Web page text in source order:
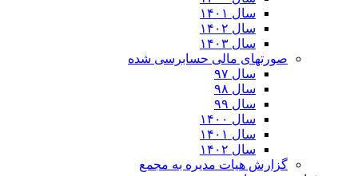
سال ۱۴۰۱
سال ۱۴۰۲
سال ۱۴۰۳
صورتهای مالی حسابرسی شده
سال ۹۷
سال ۹۸
سال ۹۹
سال ۱۴۰۰
سال ۱۴۰۱
سال ۱۴۰۲
گزارش هیات مدیره به مجمع